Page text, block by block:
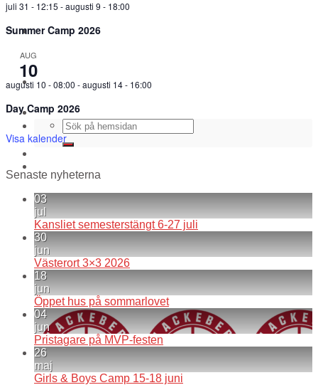
För alla coacher
Cuper och läger
juli 31 - 12:15 -augusti 9 - 18:00
Summer Camp 2026
AUG
10
augusti 10 - 08:00 -augusti 14 - 16:00
Day Camp 2026
Visa kalender
Senaste nyheterna
03
jul
Kansliet semesterstängt 6-27 juli
30
jun
Västerort 3×3 2026
18
jun
Öppet hus på sommarlovet
04
jun
Pristagare på MVP-festen
26
maj
Girls & Boys Camp 15-18 juni